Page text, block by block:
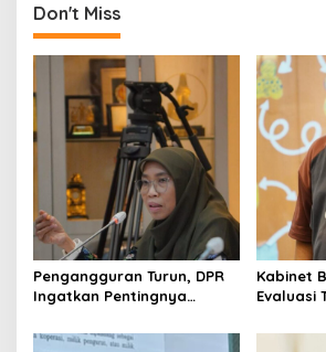
a
v
i
g
a
i
o
n
Don't Miss
Pengangguran Turun, DPR
Ingatkan Pentingnya
yang Layak
Kabinet
Evaluasi
Massal